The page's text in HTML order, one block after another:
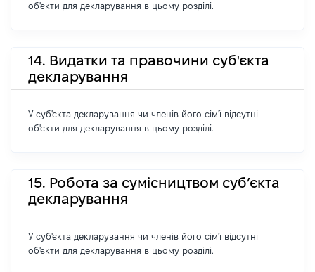
об'єкти для декларування в цьому розділі.
14. Видатки та правочини суб'єкта
декларування
У суб'єкта декларування чи членів його сім'ї відсутні
об'єкти для декларування в цьому розділі.
15. Робота за сумісництвом суб’єкта
декларування
У суб'єкта декларування чи членів його сім'ї відсутні
об'єкти для декларування в цьому розділі.